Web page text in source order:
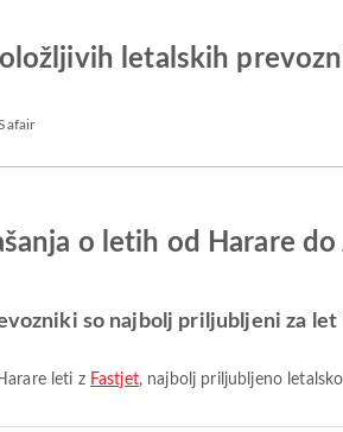
letalskih
o letih od Harare
so najbolj priljubljeni za let
leti z Fastjet, najbolj priljubljeno